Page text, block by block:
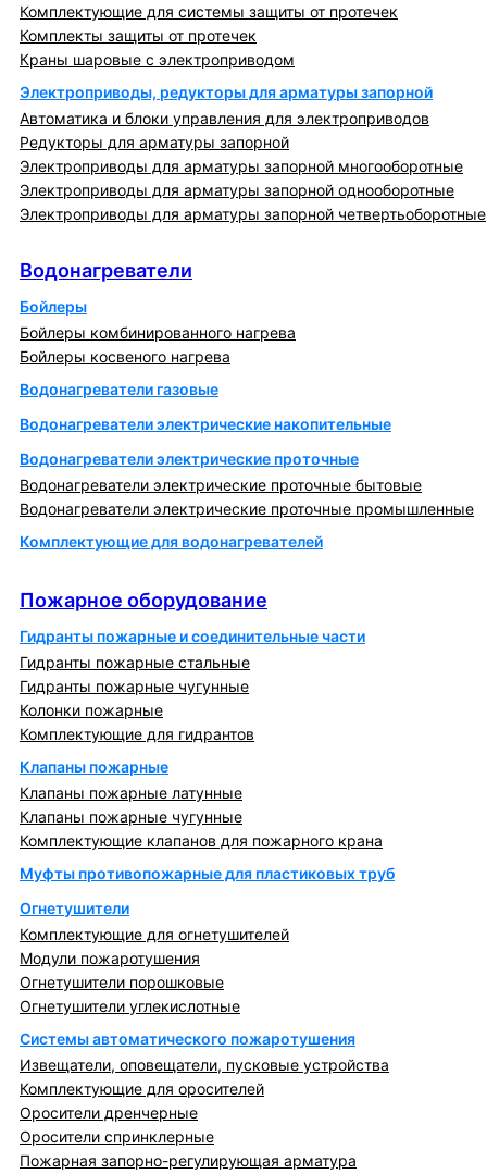
Комплектующие для системы защиты от протечек
Комплекты защиты от протечек
Краны шаровые с электроприводом
Электроприводы, редукторы для арматуры запорной
Автоматика и блоки управления для электроприводов
Редукторы для арматуры запорной
Электроприводы для арматуры запорной многооборотные
Электроприводы для арматуры запорной однооборотные
Электроприводы для арматуры запорной четвертьоборотные
Водонагреватели
Бойлеры
Бойлеры комбинированного нагрева
Бойлеры косвеного нагрева
Водонагреватели газовые
Водонагреватели электрические накопительные
Водонагреватели электрические проточные
Водонагреватели электрические проточные бытовые
Водонагреватели электрические проточные промышленные
Комплектующие для водонагревателей
Пожарное оборудование
Гидранты пожарные и соединительные части
Гидранты пожарные стальные
Гидранты пожарные чугунные
Колонки пожарные
Комплектующие для гидрантов
Клапаны пожарные
Клапаны пожарные латунные
Клапаны пожарные чугунные
Комплектующие клапанов для пожарного крана
Муфты противопожарные для пластиковых труб
Огнетушители
Комплектующие для огнетушителей
Модули пожаротушения
Огнетушители порошковые
Огнетушители углекислотные
Системы автоматического пожаротушения
Извещатели, оповещатели, пусковые устройства
Комплектующие для оросителей
Оросители дренчерные
Оросители спринклерные
Пожарная запорно-регулирующая арматура